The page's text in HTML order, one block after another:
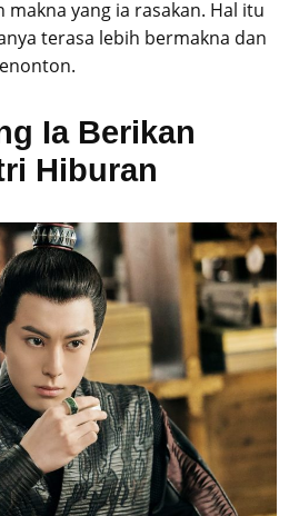
yang ia rasakan. Hal itu
terasa lebih bermakna dan
Ia Berikan
Hiburan